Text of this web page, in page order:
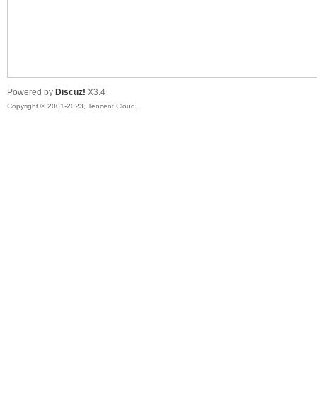
Powered by Discuz! X3.4
Copyright © 2001-2023, Tencent Cloud.